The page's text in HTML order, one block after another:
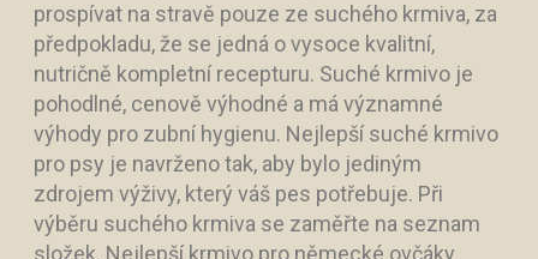
prospívat na stravě pouze ze suchého krmiva, za
předpokladu, že se jedná o vysoce kvalitní,
nutričně kompletní recepturu. Suché krmivo je
pohodlné, cenově výhodné a má významné
výhody pro zubní hygienu. Nejlepší suché krmivo
pro psy je navrženo tak, aby bylo jediným
zdrojem výživy, který váš pes potřebuje. Při
výběru suchého krmiva se zaměřte na seznam
složek. Nejlepší krmivo pro německé ovčáky